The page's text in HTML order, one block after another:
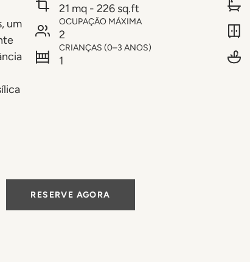
um
21 mq - 226 sq.ft
OCUPAÇÃO MÁXIMA
2
CRIANÇAS (0–3 ANOS)
1
RESERVE AGORA